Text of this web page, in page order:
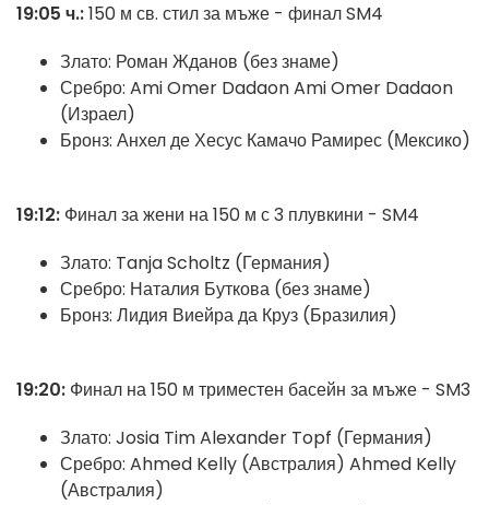
19:05 ч.:150 м св. стил за мъже - финал SM4
Злато: Роман Жданов (без знаме)
Сребро: Ami Omer Dadaon Ami Omer Dadaon
(Израел)
Бронз: Анхел де Хесус Камачо Рамирес (Мексико)
19:12: Финал за жени на 150 м с 3 плувкини - SM4
Злато: Tanja Scholtz (Германия)
Сребро: Наталия Буткова (без знаме)
Бронз: Лидия Виейра да Круз (Бразилия)
19:20: Финал на 150 м триместен басейн за мъже - SM3
Злато: Josia Tim Alexander Topf (Германия)
Сребро: Ahmed Kelly (Австралия) Ahmed Kelly
(Австралия)